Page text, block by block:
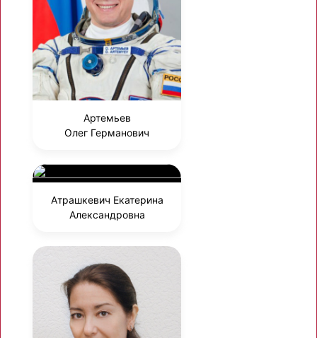
Артемьев
Олег Германович
Атрашкевич Екатерина
Александровна